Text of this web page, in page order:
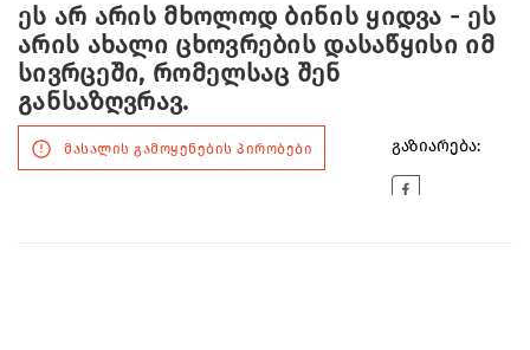
ეს არ არის მხოლოდ ბინის ყიდვა - ეს
არის ახალი ცხოვრების დასაწყისი იმ
სივრცეში, რომელსაც შენ
განსაზღვრავ.
მასალის გამოყენების პირობები გაზიარება: